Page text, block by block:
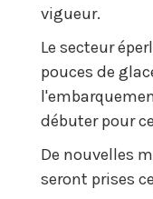
vigueur.
Le secteur
pouces de
débuter pour
De nouvelles
seront prises